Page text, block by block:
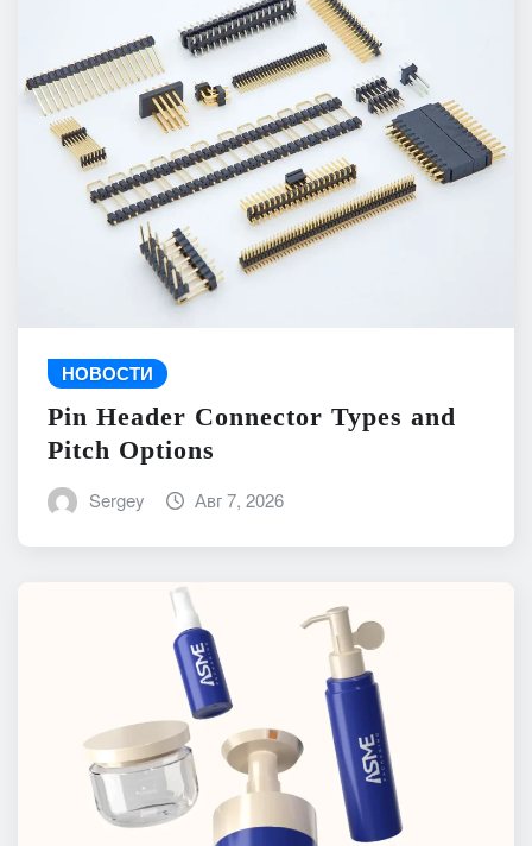
НОВОСТИ
Pin Header Connector Types and
Pitch Options
Sergey Авг 7, 2026